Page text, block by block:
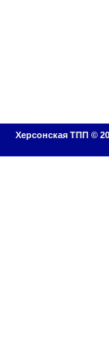
Херсонская ТПП ©